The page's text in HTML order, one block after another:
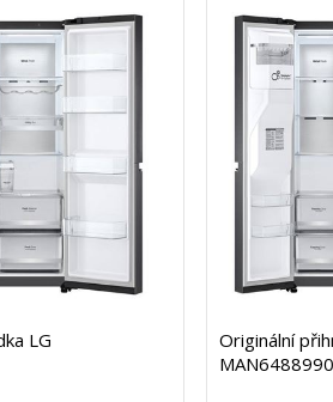
LG
Originální